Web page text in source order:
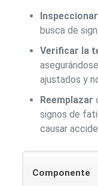
busca de
Verificar la
ajustados y
Reemplazar
signos de
causar
Componente